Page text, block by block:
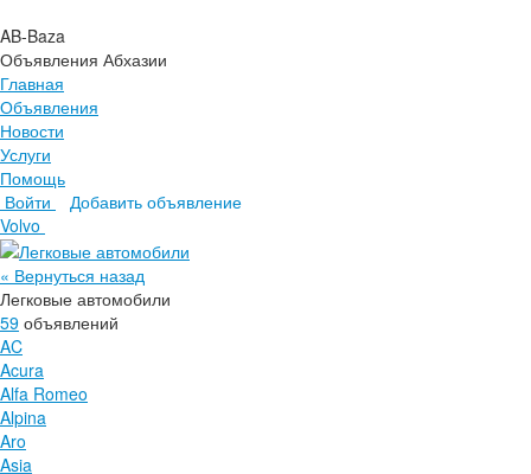
AB-Baza
Объявления Абхазии
Главная
Объявления
Новости
Услуги
Помощь
Войти
Добавить объявление
Главная
Объявления
Новости
Услуги
Помощь
Volvo
« Вернуться назад
Легковые автомобили
59 объявлений
AC
Acura
Alfa Romeo
Alpina
Aro
Asia